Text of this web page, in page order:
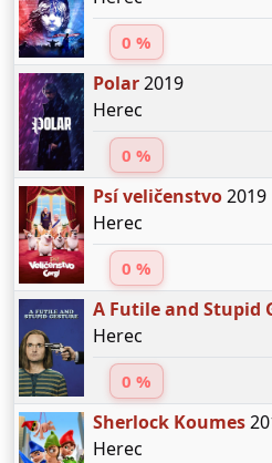
0 %
Polar2019
Herec
0 %
Psí veličenstvo2019
Herec
0 %
A Futile and Stupid
Herec
0 %
Sherlock Koumes
Herec